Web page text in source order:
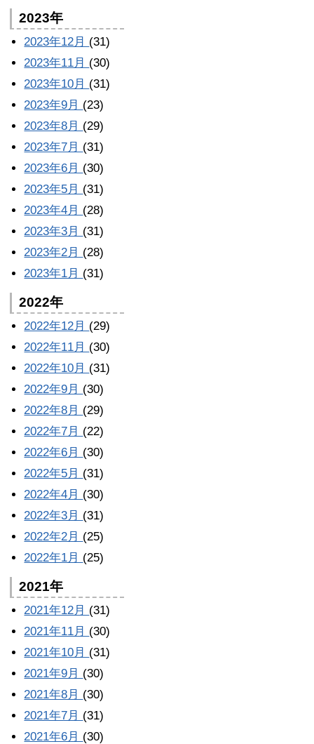
2023年
2023年12月 (31)
2023年11月 (30)
2023年10月 (31)
2023年9月 (23)
2023年8月 (29)
2023年7月 (31)
2023年6月 (30)
2023年5月 (31)
2023年4月 (28)
2023年3月 (31)
2023年2月 (28)
2023年1月 (31)
2022年
2022年12月 (29)
2022年11月 (30)
2022年10月 (31)
2022年9月 (30)
2022年8月 (29)
2022年7月 (22)
2022年6月 (30)
2022年5月 (31)
2022年4月 (30)
2022年3月 (31)
2022年2月 (25)
2022年1月 (25)
2021年
2021年12月 (31)
2021年11月 (30)
2021年10月 (31)
2021年9月 (30)
2021年8月 (30)
2021年7月 (31)
2021年6月 (30)